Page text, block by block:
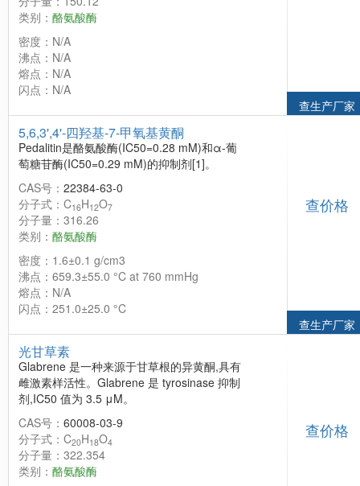
类别： 酪氨酸酶
密度：N/A
沸点：N/A
熔点：N/A
闪点：N/A
查生产厂家
5,6,3',4'-四羟基-7-甲氧基黄酮
Pedalitin是酪氨酸酶(IC50=0.28 mM)和α-葡
萄糖苷酶(IC50=0.29 mM)的抑制剂[1]。
CAS号： 22384-63-0
分子式：C16H12O7
分子量：316.26
类别： 酪氨酸酶
密度：1.6±0.1 g/cm3
沸点：659.3±55.0 °C at 760 mmHg
熔点：N/A
闪点：251.0±25.0 °C
查价格
查生产厂家
光甘草素
Glabrene 是一种来源于甘草根的异黄酮,具有
雌激素样活性。Glabrene 是 tyrosinase 抑制
剂,IC50 值为 3.5 μM。
CAS号： 60008-03-9
分子式：C20H18O4
分子量：322.354
类别： 酪氨酸酶
查价格